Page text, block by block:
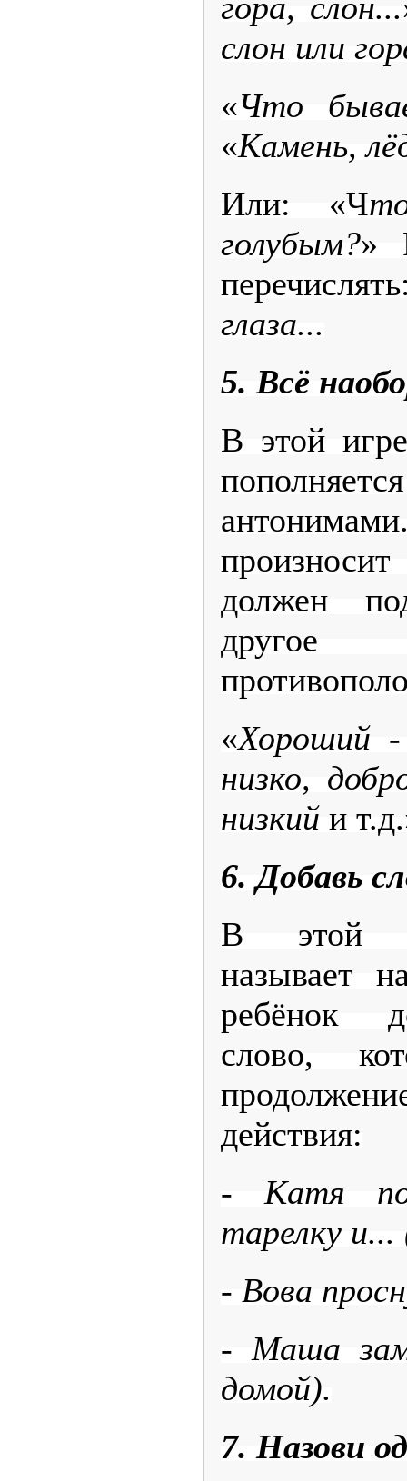
слон или
«Что
«Камень,
Или: «Ч
голубым?»
глаза...
5. Всё
В этой
должен
«Хороший -
низко,
низкий и
6. Добавь
В этой
называет
ребёнок
слово,
действия:
- Катя
тарелку
- Вова
- Маша
домой).
7. Назови